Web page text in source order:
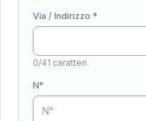
Via / Indirizzo *
0/41 caratteri
N°